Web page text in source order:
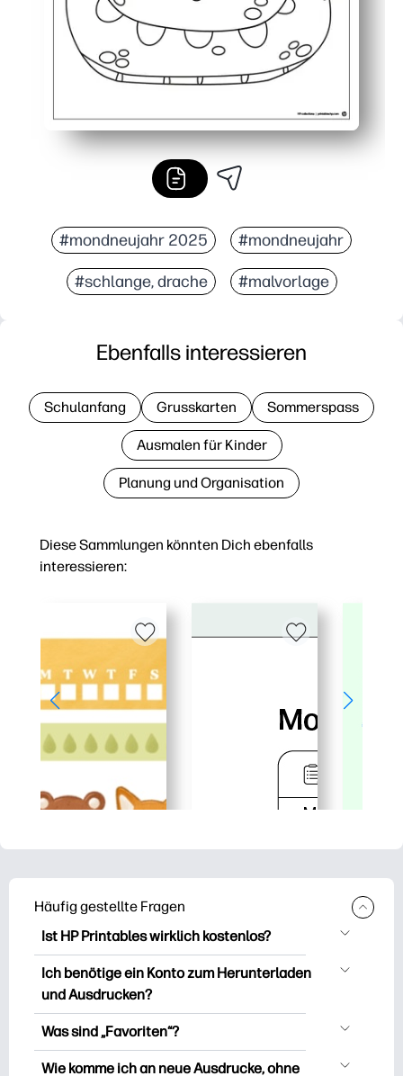
#mondneujahr 2025 #mondneujahr
#schlange, drache #malvorlage
Diese Sammlungen könnten Dich ebenfalls
interessieren:
Ebenfalls interessieren
Schulanfang Grusskarten Sommerspass
Ausmalen für Kinder
Planung und Organisation
Häufig gestellte Fragen
Ist HP Printables wirklich kostenlos?
HP Printables bietet über 2.500
kostenlose Vorlagen zum Herunterladen
Vorlagen, unterhaltsame Arbeitsblätter
zum Lernen, Bastelideen und Karten für
Ich benötige ein Konto zum Herunterladen
und Ausdrucken?
Sie können es erkunden und drucken,
Sie sich anmelden, können Sie Ihre
Was sind „Favoriten“?
Favourites is Ihr persönlicher Vorrat an
Wie komme ich an neue Ausdrucke, ohne